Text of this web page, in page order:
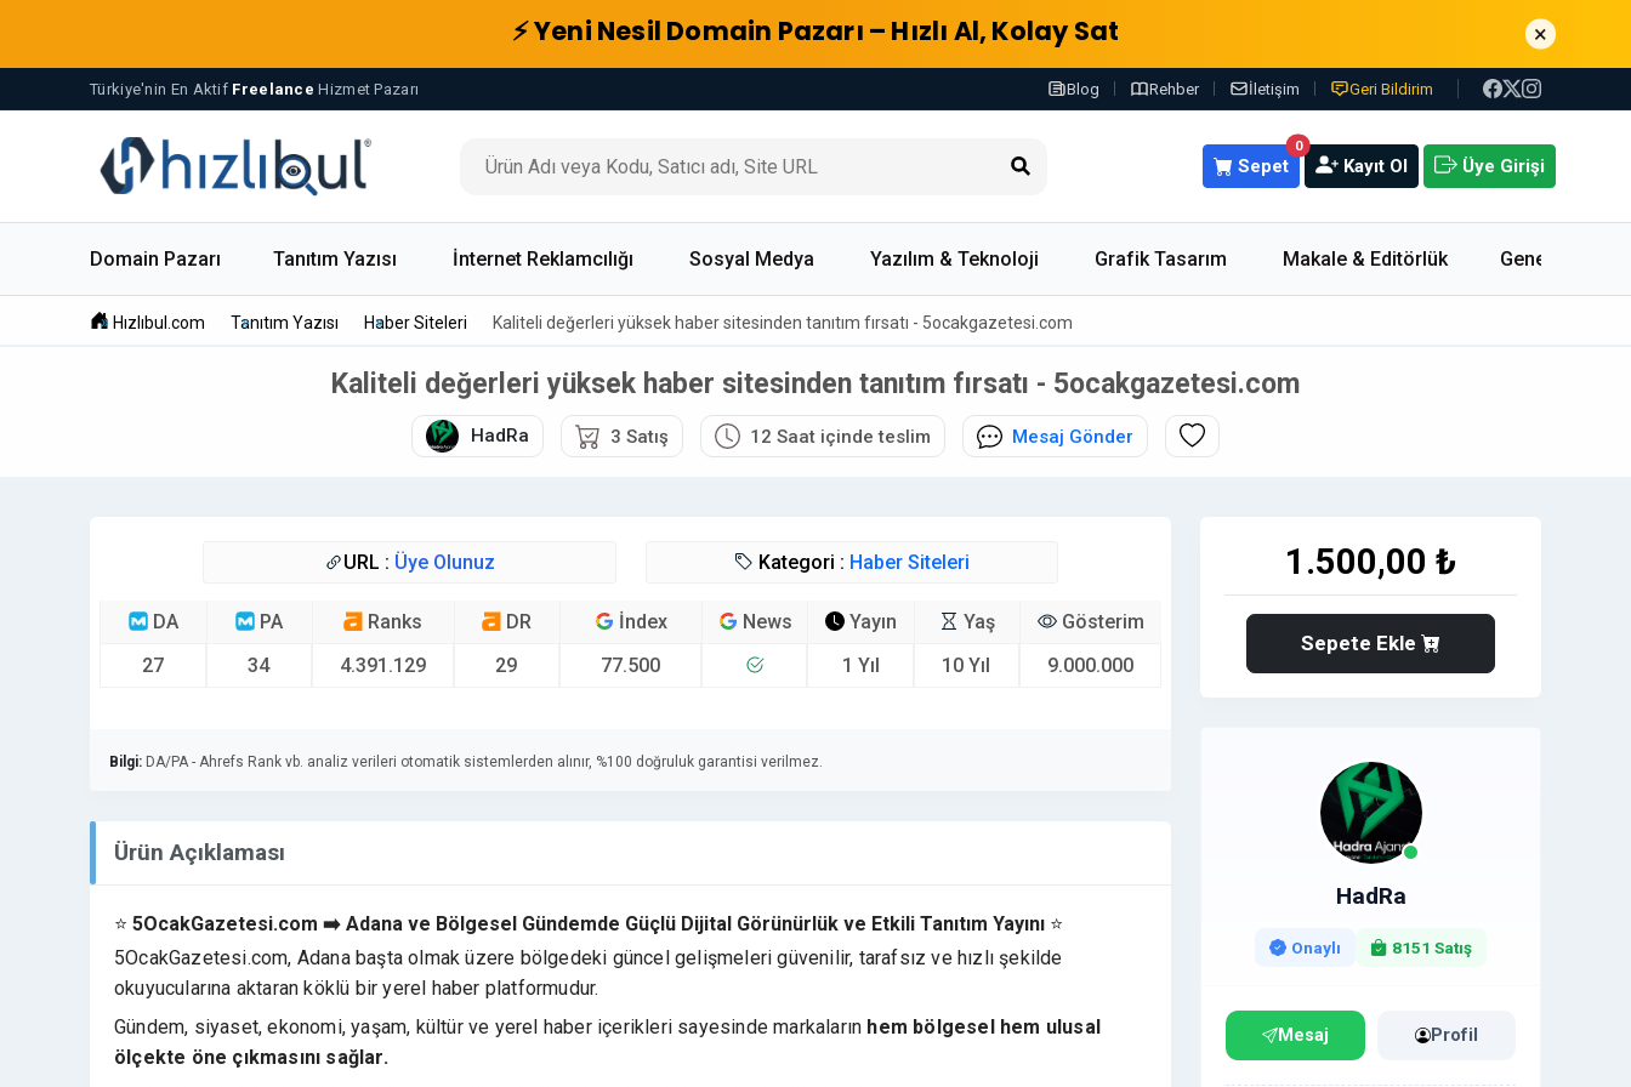
⚡ Yeni Nesil Domain Pazarı – Hızlı Al, Kolay Sat ×
Türkiye'nin En Aktif Freelance Hizmet Pazarı Blog Rehber İletişim Geri Bildirim
0
Sepet Kayıt Ol Üye Girişi
Domain Pazarı Tanıtım Yazısı İnternet Reklamcılığı Sosyal Medya Yazılım & Teknoloji Grafik Tasarım Makale & Editörlük Genel
Hızlıbul.com Tanıtım Yazısı Haber Siteleri Kaliteli değerleri yüksek haber sitesinden tanıtım fırsatı - 5ocakgazetesi.com
Kaliteli değerleri yüksek haber sitesinden tanıtım fırsatı - 5ocakgazetesi.com
HadRa 3 Satış 12 Saat içinde teslim Mesaj Gönder
URL : Üye Olunuz Kategori : Haber Siteleri
DA
27
PA
34
Ranks
4.391.129
DR
29
İndex
77.500
News
Yayın
1 Yıl
Yaş
10 Yıl
Gösterim
9.000.000
Bilgi: DA/PA - Ahrefs Rank vb. analiz verileri otomatik sistemlerden alınır, %100 doğruluk garantisi verilmez.
Ürün Açıklaması
⭐ 5OcakGazetesi.com ➡️ Adana ve Bölgesel Gündemde Güçlü Dijital Görünürlük ve Etkili Tanıtım Yayını ⭐
5OcakGazetesi.com, Adana başta olmak üzere bölgedeki güncel gelişmeleri güvenilir, tarafsız ve hızlı şekilde
okuyucularına aktaran köklü bir yerel haber platformudur.
Gündem, siyaset, ekonomi, yaşam, kültür ve yerel haber içerikleri sayesinde markaların hem bölgesel hem ulusal
ölçekte öne çıkmasını sağlar.
1.500,00 ₺
Sepete Ekle
HadRa
Onaylı 8151 Satış
Mesaj Profil